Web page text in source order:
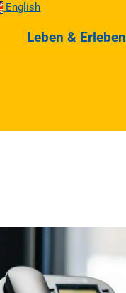
English
Leben & Erleben